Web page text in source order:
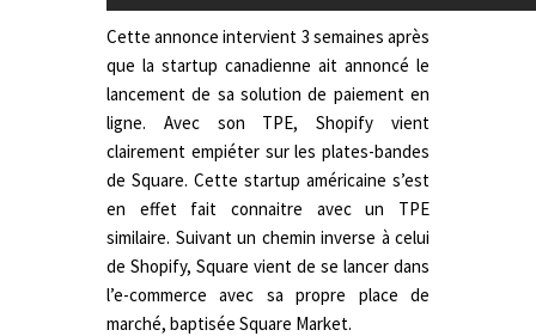
Cette annonce intervient 3 semaines après
que la startup canadienne ait annoncé le
lancement de sa solution de paiement en
ligne. Avec son TPE, Shopify vient
clairement empiéter sur les plates-bandes
de Square. Cette startup américaine s’est
en effet fait connaitre avec un TPE
similaire. Suivant un chemin inverse à celui
de Shopify, Square vient de se lancer dans
l’e-commerce avec sa propre place de
marché, baptisée Square Market.